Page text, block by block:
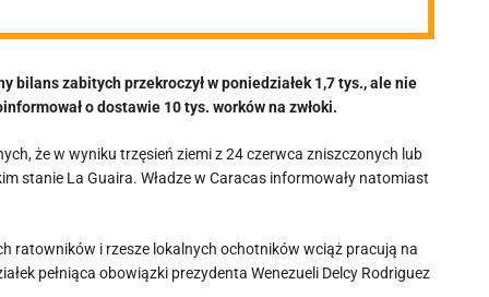
zabitych przekroczył w poniedziałek 1,7 tys., ale nie
o dostawie 10 tys. worków na zwłoki.
że w wyniku trzęsień ziemi z 24 czerwca zniszczonych lub
stanie La Guaira. Władze w Caracas informowały natomiast
ratowników i rzesze lokalnych ochotników wciąż pracują na
pełniąca obowiązki prezydenta Wenezueli Delcy Rodriguez